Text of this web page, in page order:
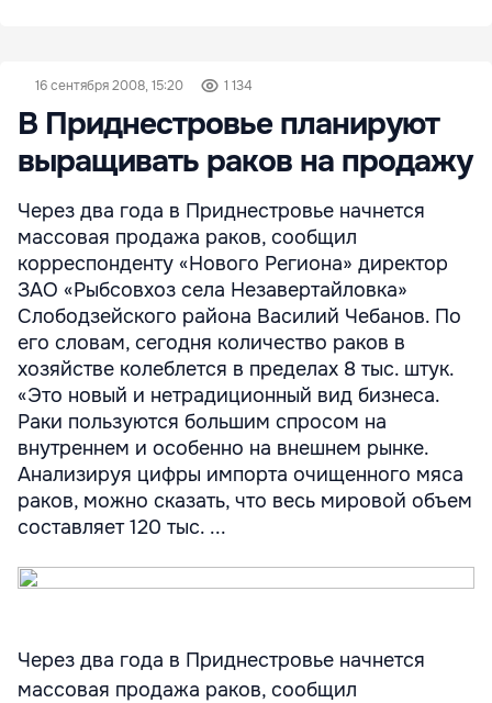
16 сентября 2008, 15:20 1 134
В Приднестровье планируют
выращивать раков на продажу
Через два года в Приднестровье начнется
массовая продажа раков, сообщил
корреспонденту «Нового Региона» директор
ЗАО «Рыбсовхоз села Незавертайловка»
Слободзейского района Василий Чебанов. По
его словам, сегодня количество раков в
хозяйстве колеблется в пределах 8 тыс. штук.
«Это новый и нетрадиционный вид бизнеса.
Раки пользуются большим спросом на
внутреннем и особенно на внешнем рынке.
Анализируя цифры импорта очищенного мяса
раков, можно сказать, что весь мировой объем
составляет 120 тыс. ...
Через два года в Приднестровье начнется
массовая продажа раков, сообщил